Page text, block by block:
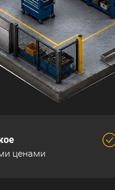
ценами